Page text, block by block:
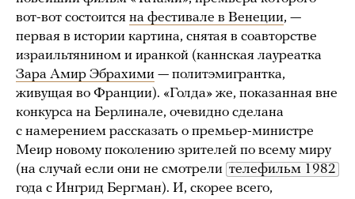
вот-вот состоится на фестивале в Венеции, —
первая в истории картина, снятая в соавторстве
израильтянином и иранкой (каннская лауреатка
Зара Амир Эбрахими — политэмигрантка,
живущая во Франции). «Голда» же, показанная вне
конкурса на Берлинале, очевидно сделана
с намерением рассказать о премьер-министре
Меир новому поколению зрителей по всему миру
(на случай если они не смотрели телефильм 1982
года с Ингрид Бергман). И, скорее всего,